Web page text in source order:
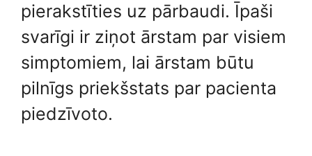
pierakstīties uz pārbaudi. Īpaši
svarīgi ir ziņot ārstam par visiem
simptomiem, lai ārstam būtu
pilnīgs priekšstats par pacienta
piedzīvoto.